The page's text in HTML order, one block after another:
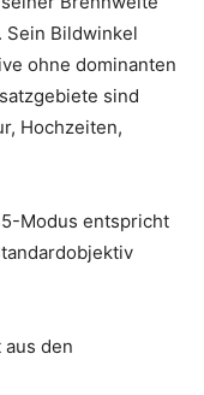
Sein Bildwinkel
ohne dominanten
sind
Hochzeiten,
Modus entspricht
den